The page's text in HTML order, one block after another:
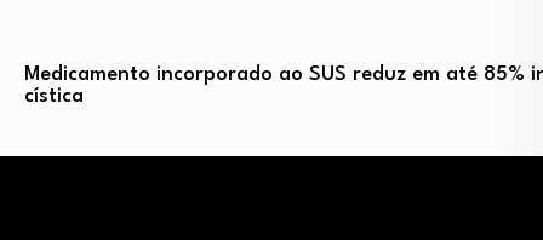
Medicamento incorporado ao SUS reduz em até 85%
cística